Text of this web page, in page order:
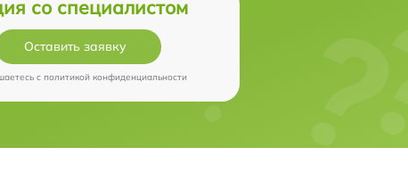
со специалистом
Оставить заявку
c политикой конфиденциальности